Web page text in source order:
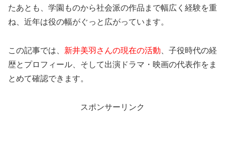
たあとも、学園ものから社会派の作品まで幅広く経験を重
ね、近年は役の幅がぐっと広がっています。
この記事では、 新井美羽さんの現在の活動 、子役時代の経
歴とプロフィール、そして出演ドラマ・映画の代表作をま
とめて確認できます。
スポンサーリンク